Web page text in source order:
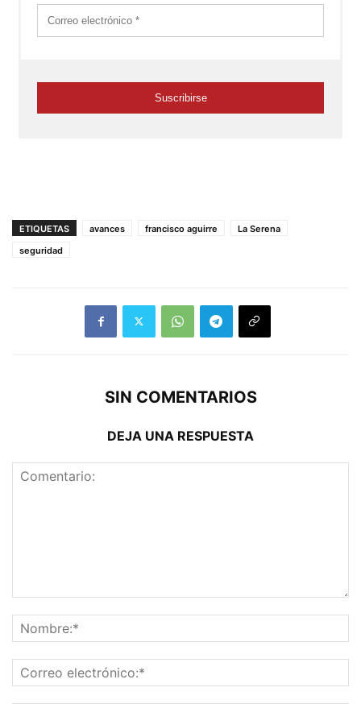
ETIQUETAS avances francisco aguirre
La Serena
seguridad
SIN COMENTARIOS
DEJA UNA RESPUESTA